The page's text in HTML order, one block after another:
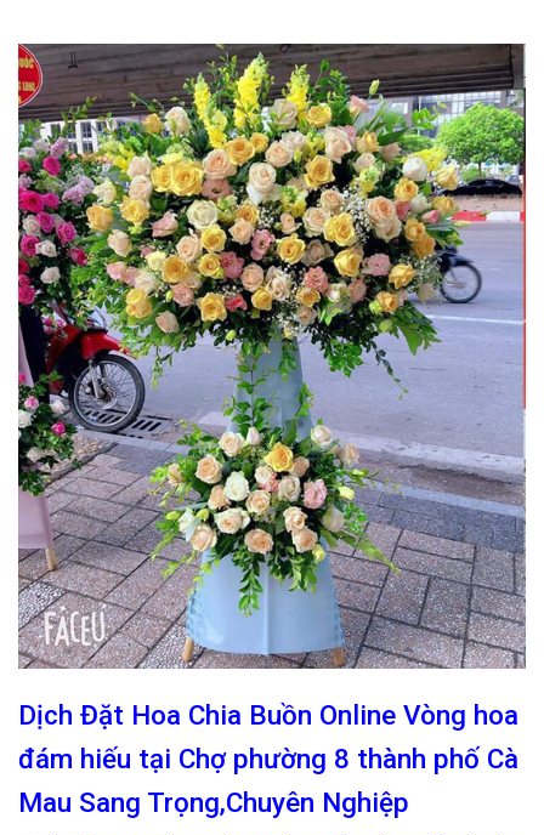
Dịch Đặt Hoa Chia Buồn Online Vòng hoa
đám hiếu tại Chợ phường 8 thành phố Cà
Mau Sang Trọng,Chuyên Nghiệp